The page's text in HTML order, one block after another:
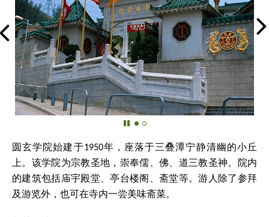
圆玄学院始建于1950年，座落于三叠潭宁静清幽的小丘
上。该学院为宗教圣地，崇奉儒、佛、道三教圣神。院内
的建筑包括庙宇殿堂、亭台楼阁、斋堂等。游人除了参拜
及游览外，也可在寺内一尝美味斋菜。